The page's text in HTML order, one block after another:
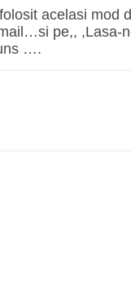
acelasi mod
pe,, ,Lasa-
….